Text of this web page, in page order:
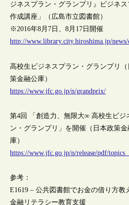
ジネスプラン・グランプリ』ビジネス
作成講座」（広島市立図書館）
※2016年8月7日、8月17日開催
http://www.library.city.hiroshima.jp/
高校生ビジネスプラン・グランプリ（
策金融公庫）
https://www.jfc.go.jp/n/grandprix/
第4回 「創造力、無限大∞ 高校生ビジ
ン・グランプリ」を開催（日本政策金
庫）
https://www.jfc.go.jp/n/release/pdf/
参考：
E1619 – 公共図書館でお金の借り方教
金融リテラシー教育支援